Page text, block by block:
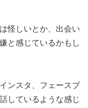
怪しいとか、出会い
と感じているかもし
ンスタ、フェースブ
しているような感じ